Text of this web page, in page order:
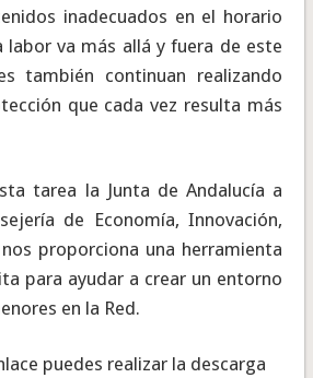
inadecuados en el horario
labor va más allá y fuera de este
también continuan realizando
que cada vez resulta más
tarea la Junta de Andalucía a
de Economía, Innovación,
proporciona una herramienta
para ayudar a crear un entorno
en la Red.
puedes realizar la descarga